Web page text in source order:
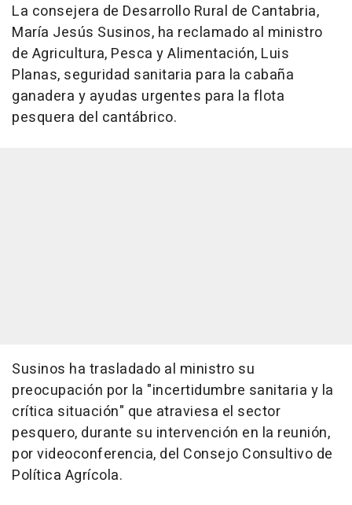
La consejera de Desarrollo Rural de Cantabria,
María Jesús Susinos, ha reclamado al ministro
de Agricultura, Pesca y Alimentación, Luis
Planas, seguridad sanitaria para la cabaña
ganadera y ayudas urgentes para la flota
pesquera del cantábrico.
Susinos ha trasladado al ministro su
preocupación por la "incertidumbre sanitaria y la
crítica situación" que atraviesa el sector
pesquero, durante su intervención en la reunión,
por videoconferencia, del Consejo Consultivo de
Política Agrícola.